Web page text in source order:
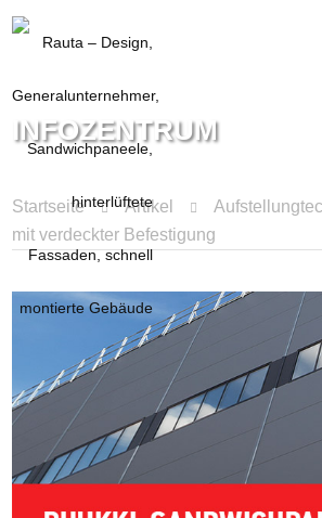
INFOZENTRUM
Startseite Artikel
mit verdeckter Befestigung